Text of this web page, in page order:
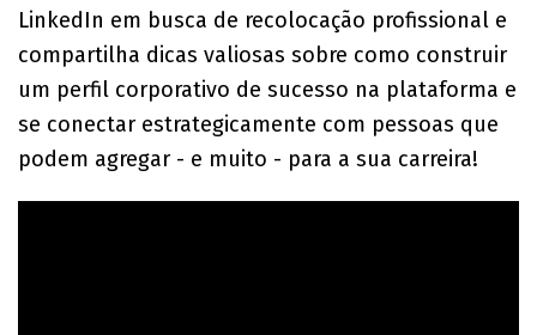
LinkedIn em busca de recolocação profissional e
compartilha dicas valiosas sobre como construir
um perfil corporativo de sucesso na plataforma e
se conectar estrategicamente com pessoas que
podem agregar - e muito - para a sua carreira!